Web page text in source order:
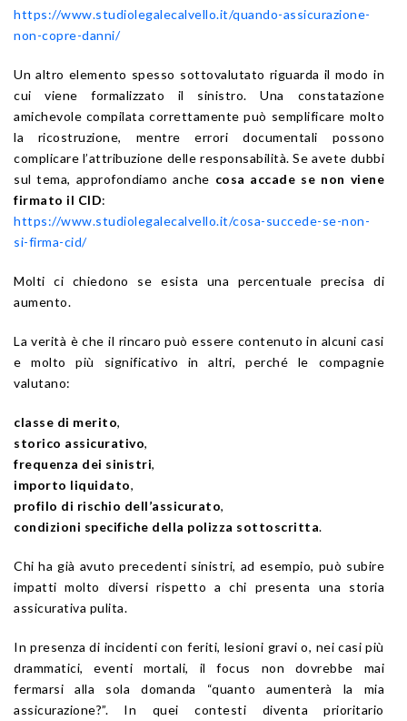
https://www.studiolegalecalvello.it/quando-assicurazione-
non-copre-danni/
Un altro elemento spesso sottovalutato riguarda il modo in
cui viene formalizzato il sinistro. Una constatazione
amichevole compilata correttamente può semplificare molto
la ricostruzione, mentre errori documentali possono
complicare l’attribuzione delle responsabilità. Se avete dubbi
sul tema, approfondiamo anche cosa accade se non viene
firmato il CID:
https://www.studiolegalecalvello.it/cosa-succede-se-non-
si-firma-cid/
Molti ci chiedono se esista una percentuale precisa di
aumento.
La verità è che il rincaro può essere contenuto in alcuni casi
e molto più significativo in altri, perché le compagnie
valutano:
classe di merito,
storico assicurativo,
frequenza dei sinistri,
importo liquidato,
profilo di rischio dell’assicurato,
condizioni specifiche della polizza sottoscritta.
Chi ha già avuto precedenti sinistri, ad esempio, può subire
impatti molto diversi rispetto a chi presenta una storia
assicurativa pulita.
In presenza di incidenti con feriti, lesioni gravi o, nei casi più
drammatici, eventi mortali, il focus non dovrebbe mai
fermarsi alla sola domanda “quanto aumenterà la mia
assicurazione?”. In quei contesti diventa prioritario